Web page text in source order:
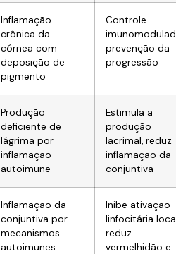
Inflamação
crônica da
córnea com
deposição de
pigmento
Controle
prevenção da
progressão
Produção
deficiente de
lágrima por
inflamação
autoimune
Estimula a
produção
lacrimal, reduz
inflamação da
conjuntiva
Inflamação da
conjuntiva por
mecanismos
autoimunes
Inibe ativação
linfocitária
reduz
vermelhidão e